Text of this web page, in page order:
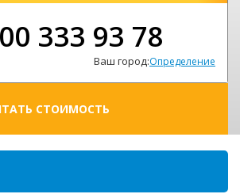
333 93 78
Ваш город:Определение
СТОИМОСТЬ